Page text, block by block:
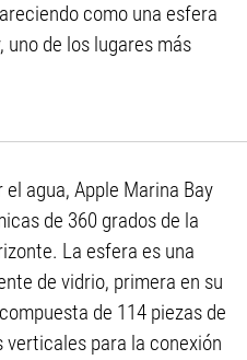
como una esfera
uno de los lugares más
agua, Apple Marina Bay
de 360 grados de la
La esfera es una
de vidrio, primera en su
de 114 piezas de
para la conexión